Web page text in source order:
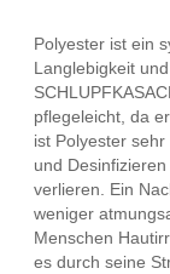
Polyester ist ein
Langlebigkeit
pflegeleicht, da
ist Polyester
und
verlieren. Ein
weniger
Menschen
es durch seine